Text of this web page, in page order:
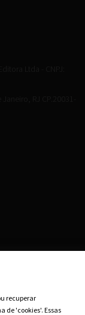
recuperar
de 'cookies'. Essas